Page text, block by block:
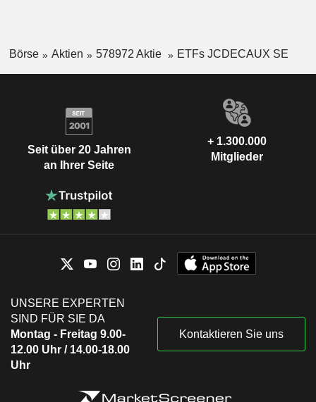
Börse Aktien 578972 Aktie ETFs JCDECAUX SE
Seit über 20 Jahren
an Ihrer Seite
+ 1.300.000
Mitglieder
UNSERE EXPERTEN
SIND FÜR SIE DA
Montag - Freitag 9.00-
12.00 Uhr / 14.00-18.00
Uhr
Kontaktieren Sie uns